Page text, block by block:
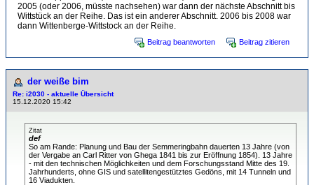
2005 (oder 2006, müsste nachsehen) war dann der nächste Abschnitt bis
Wittstück an der Reihe. Das ist ein anderer Abschnitt. 2006 bis 2008 war
dann Wittenberge-Wittstock an der Reihe.
Beitrag beantworten Beitrag zitieren
der weiße bim
Re: i2030 - aktuelle Übersicht
15.12.2020 15:42
Zitat
def
So am Rande: Planung und Bau der Semmeringbahn dauerten 13 Jahre (von
der Vergabe an Carl Ritter von Ghega 1841 bis zur Eröffnung 1854). 13 Jahre
- mit den technischen Möglichkeiten und dem Forschungsstand Mitte des 19.
Jahrhunderts, ohne GIS und satellitengestütztes Gedöns, mit 14 Tunneln und
16 Viadukten.